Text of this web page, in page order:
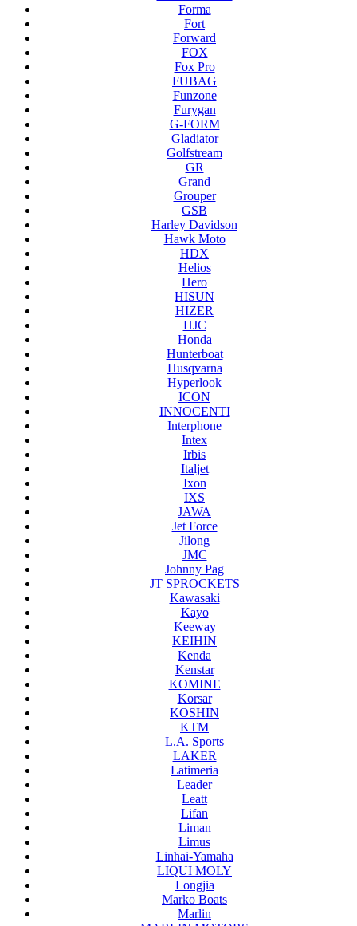
Forma
Fort
Forward
FOX
Fox Pro
FUBAG
Funzone
Furygan
G-FORM
Gladiator
Golfstream
GR
Grand
Grouper
GSB
Harley Davidson
Hawk Moto
HDX
Helios
Hero
HISUN
HIZER
HJC
Honda
Hunterboat
Husqvarna
Hyperlook
ICON
INNOCENTI
Interphone
Intex
Irbis
Italjet
Ixon
IXS
JAWA
Jet Force
Jilong
JMC
Johnny Pag
JT SPROCKETS
Kawasaki
Kayo
Keeway
KEIHIN
Kenda
Kenstar
KOMINE
Korsar
KOSHIN
KTM
L.A. Sports
LAKER
Latimeria
Leader
Leatt
Lifan
Liman
Limus
Linhai-Yamaha
LIQUI MOLY
Longjia
Marko Boats
Marlin